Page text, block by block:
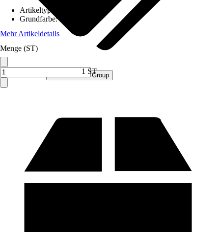
Verkauf durch: Procommerce Group
Artikeltyp
Grundfarbe:
Mehr Artikeldetails
Menge (ST)
1 ST